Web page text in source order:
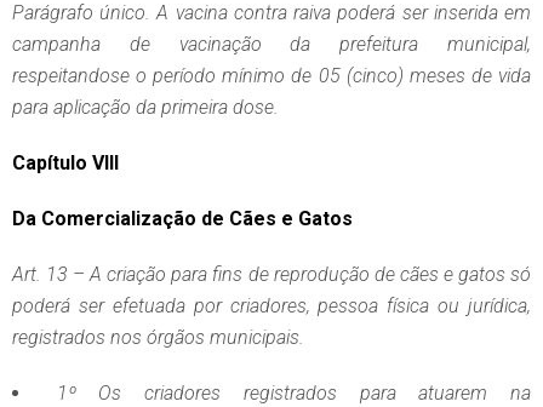
Parágrafo único. A vacina contra raiva poderá ser inserida em
campanha de vacinação da prefeitura municipal,
respeitandose o período mínimo de 05 (cinco) meses de vida
para aplicação da primeira dose.
Capítulo VIII
Da Comercialização de Cães e Gatos
Art. 13 – A criação para fins de reprodução de cães e gatos só
poderá ser efetuada por criadores, pessoa física ou jurídica,
registrados nos órgãos municipais.
1º Os criadores registrados para atuarem na